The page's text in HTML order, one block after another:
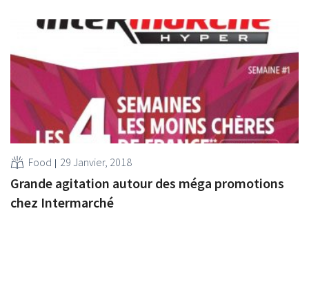
Food 29 Janvier, 2018
Grande agitation autour des méga promotions
chez Intermarché